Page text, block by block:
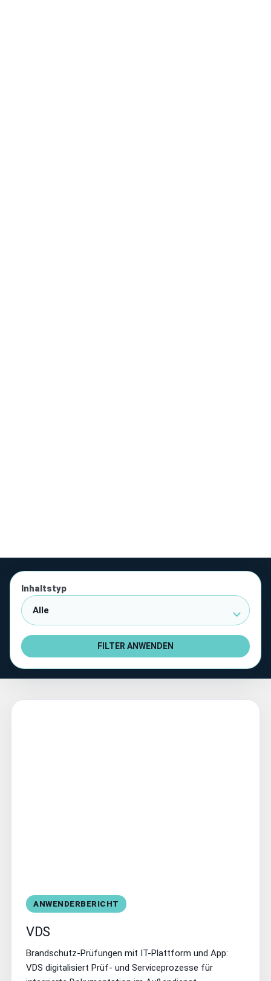
Inhaltstyp
FILTER ANWENDEN
ANWENDERBERICHT
VDS
Brandschutz-Prüfungen mit IT-Plattform und App:
VDS digitalisiert Prüf- und Serviceprozesse für